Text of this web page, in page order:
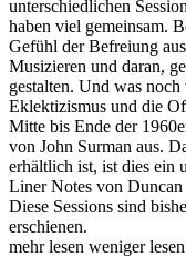
unterschiedlichen
haben viel gemeinsam.
Gefühl der Befreiung
Musizieren und daran,
gestalten. Und was
Eklektizismus und die
Mitte bis Ende der
von John Surman aus.
erhältlich ist, ist dies ein
Liner Notes von
Diese Sessions sind
erschienen.
mehr lesen weniger lesen